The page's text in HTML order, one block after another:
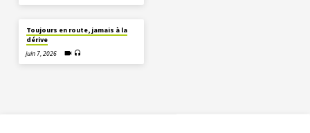
Toujours en route, jamais à la
dérive
juin 7, 2026